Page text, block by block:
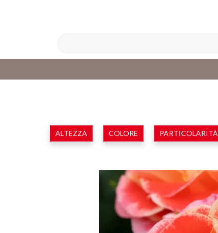
ALTEZZA COLORE PARTICOLARITÀ